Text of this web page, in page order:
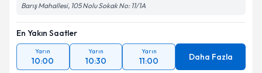
Barış Mahallesi, 105 Nolu Sokak No: 11/1A
En Yakın Saatler
Yarın
10:00
Yarın
10:30
Yarın
11:00 Daha Fazla